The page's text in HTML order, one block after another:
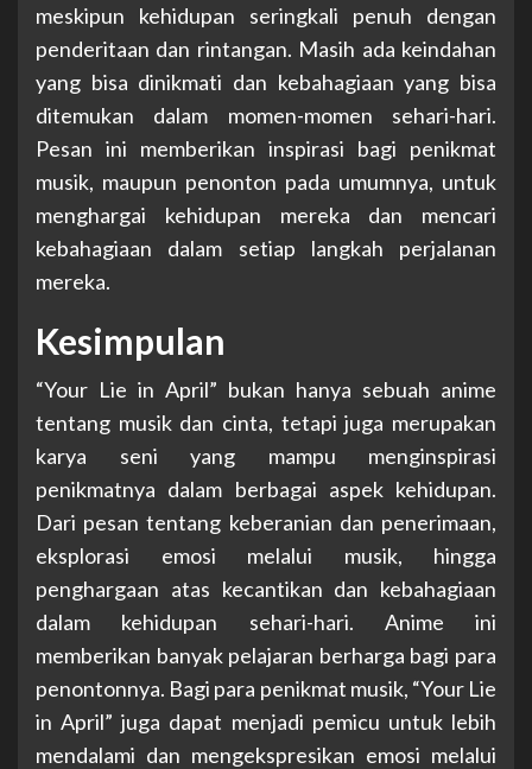
meskipun kehidupan seringkali penuh dengan
penderitaan dan rintangan. Masih ada keindahan
yang bisa dinikmati dan kebahagiaan yang bisa
ditemukan dalam momen-momen sehari-hari.
Pesan ini memberikan inspirasi bagi penikmat
musik, maupun penonton pada umumnya, untuk
menghargai kehidupan mereka dan mencari
kebahagiaan dalam setiap langkah perjalanan
mereka.
Kesimpulan
“Your Lie in April” bukan hanya sebuah anime
tentang musik dan cinta, tetapi juga merupakan
karya seni yang mampu menginspirasi
penikmatnya dalam berbagai aspek kehidupan.
Dari pesan tentang keberanian dan penerimaan,
eksplorasi emosi melalui musik, hingga
penghargaan atas kecantikan dan kebahagiaan
dalam kehidupan sehari-hari. Anime ini
memberikan banyak pelajaran berharga bagi para
penontonnya. Bagi para penikmat musik, “Your Lie
in April” juga dapat menjadi pemicu untuk lebih
mendalami dan mengekspresikan emosi melalui